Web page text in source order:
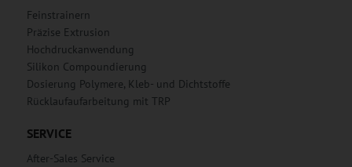
Feinstrainern
Präzise Extrusion
Hochdruckanwendung
Silikon Compoundierung
Dosierung Polymere, Kleb- und Dichtstoffe
Rücklaufaufarbeitung mit TRP
SERVICE
After-Sales Service